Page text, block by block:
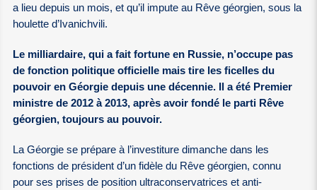
a lieu depuis un mois, et qu’il impute au Rêve géorgien, sous la
houlette d’Ivanichvili.
Le milliardaire, qui a fait fortune en Russie, n’occupe pas
de fonction politique officielle mais tire les ficelles du
pouvoir en Géorgie depuis une décennie. Il a été Premier
ministre de 2012 à 2013, après avoir fondé le parti Rêve
géorgien, toujours au pouvoir.
La Géorgie se prépare à l’investiture dimanche dans les
fonctions de président d’un fidèle du Rêve géorgien, connu
pour ses prises de position ultraconservatrices et anti-